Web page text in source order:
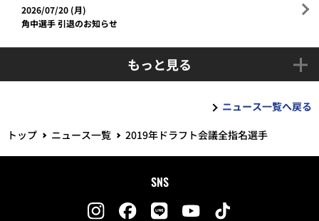
2026/07/20 (月)
角中選手 引退のお知らせ
もっと見る
ニュース一覧へ戻る
トップ
ニュース一覧 2019年ドラフト会議全指名選手
SNS